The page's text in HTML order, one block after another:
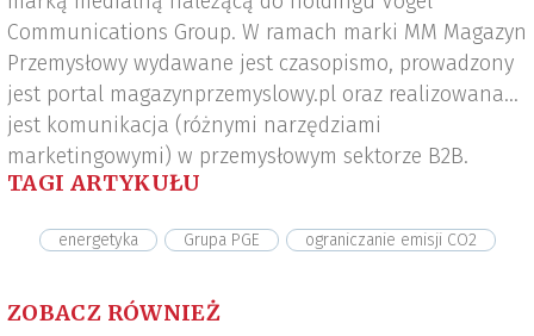
Communications Group. W ramach marki MM Magazyn
Przemysłowy wydawane jest czasopismo, prowadzony
jest portal magazynprzemyslowy.pl oraz realizowana
jest komunikacja (różnymi narzędziami
marketingowymi) w przemysłowym sektorze B2B.
TAGI ARTYKUŁU
energetyka Grupa PGE ograniczanie emisji CO2
ZOBACZ RÓWNIEŻ